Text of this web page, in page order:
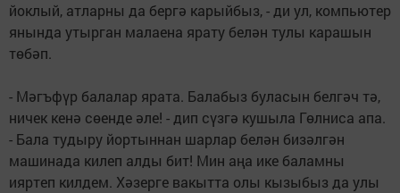
йоклый, атларны да бергә карыйбыз, - ди ул, компьютер
янында утырган малаена ярату белән тулы карашын
төбәп.
- Мәгъфүр балалар ярата. Балабыз буласын белгәч тә,
ничек кенә сөенде әле! - дип сүзгә кушыла Гөлниса апа.
- Бала тудыру йортыннан шарлар белән бизәлгән
машинада килеп алды бит! Мин аңа ике баламны
ияртеп килдем. Хәзерге вакытта олы кызыбыз да улы